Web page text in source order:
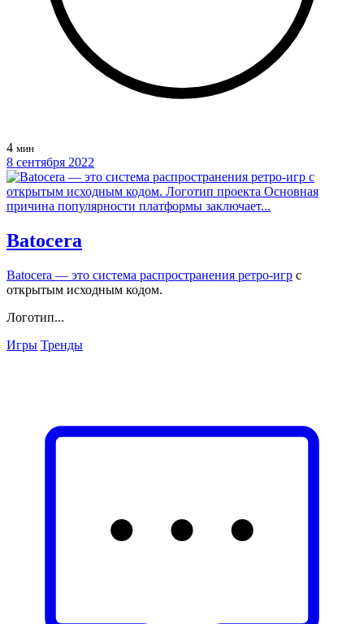
4 мин
8 сентября 2022
Batocera
Batocera — это система распространения ретро-игр с
открытым исходным кодом.
Логотип...
Игры Тренды